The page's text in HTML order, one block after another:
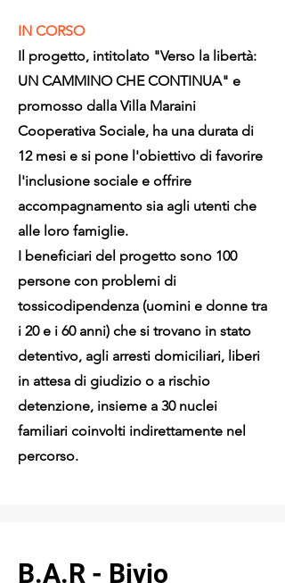
IN CORSO
Il progetto, intitolato "Verso la libertà:
UN CAMMINO CHE CONTINUA" e
promosso dalla Villa Maraini
Cooperativa Sociale, ha una durata di
12 mesi e si pone l'obiettivo di favorire
l'inclusione sociale e offrire
accompagnamento sia agli utenti che
alle loro famiglie.
I beneficiari del progetto sono 100
persone con problemi di
tossicodipendenza (uomini e donne tra
i 20 e i 60 anni) che si trovano in stato
detentivo, agli arresti domiciliari, liberi
in attesa di giudizio o a rischio
detenzione, insieme a 30 nuclei
familiari coinvolti indirettamente nel
percorso.
B.A.R - Bivio